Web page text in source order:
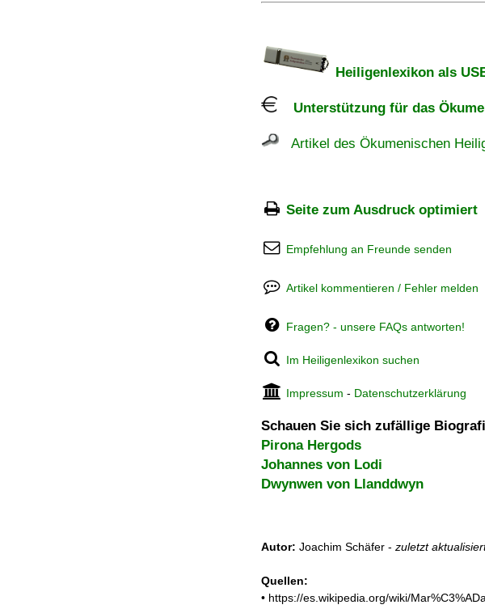
Heiligenlexikon als
Unterstützung für das
Artikel des Ökumenischen
Seite zum Ausdruck optimiert
Empfehlung an Freunde senden
Artikel kommentieren / Fehler melden
Fragen? - unsere FAQs antworten!
Im Heiligenlexikon suchen
Impressum - Datenschutzerklärung
Schauen Sie sich zufällige
Pirona Hergods
Johannes von Lodi
Dwynwen von Llanddwyn
Autor: Joachim Schäfer - zuletzt
Quellen:
• https://es.wikipedia.org/wiki/